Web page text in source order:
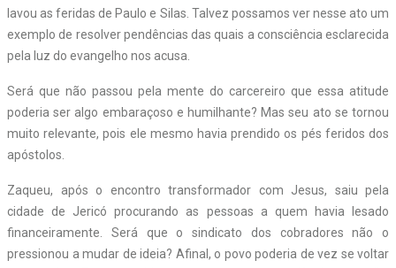
lavou as feridas de Paulo e Silas. Talvez possamos ver nesse ato um
exemplo de resolver pendências das quais a consciência esclarecida
pela luz do evangelho nos acusa.
Será que não passou pela mente do carcereiro que essa atitude
poderia ser algo embaraçoso e humilhante? Mas seu ato se tornou
muito relevante, pois ele mesmo havia prendido os pés feridos dos
apóstolos.
Zaqueu, após o encontro transformador com Jesus, saiu pela
cidade de Jericó procurando as pessoas a quem havia lesado
financeiramente. Será que o sindicato dos cobradores não o
pressionou a mudar de ideia? Afinal, o povo poderia de vez se voltar